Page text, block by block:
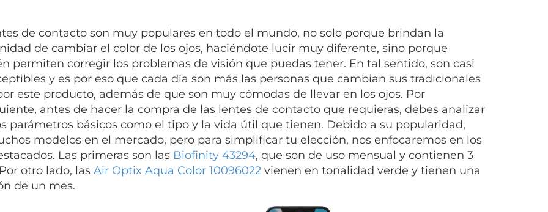
de contacto son muy populares en todo el mundo, no solo porque brindan la
de cambiar el color de los ojos, haciéndote lucir muy diferente, sino porque
permiten corregir los problemas de visión que puedas tener. En tal sentido, son casi
y es por eso que cada día son más las personas que cambian sus tradicionales
este producto, además de que son muy cómodas de llevar en los ojos. Por
antes de hacer la compra de las lentes de contacto que requieras, debes analizar
parámetros básicos como el tipo y la vida útil que tienen. Debido a su popularidad,
modelos en el mercado, pero para simplificar tu elección, nos enfocaremos en los
Las primeras son las Biofinity 43294, que son de uso mensual y contienen 3
otro lado, las Air Optix Aqua Color 10096022vienen en tonalidad verde y tienen una
de un mes.